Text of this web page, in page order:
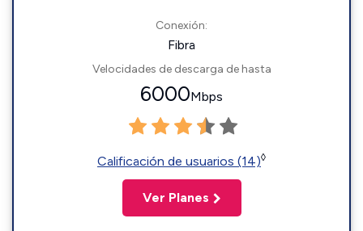
Conexión:
Fibra
Velocidades de descarga de hasta
6000Mbps
Calificación de usuarios (14)◊
Ver Planes